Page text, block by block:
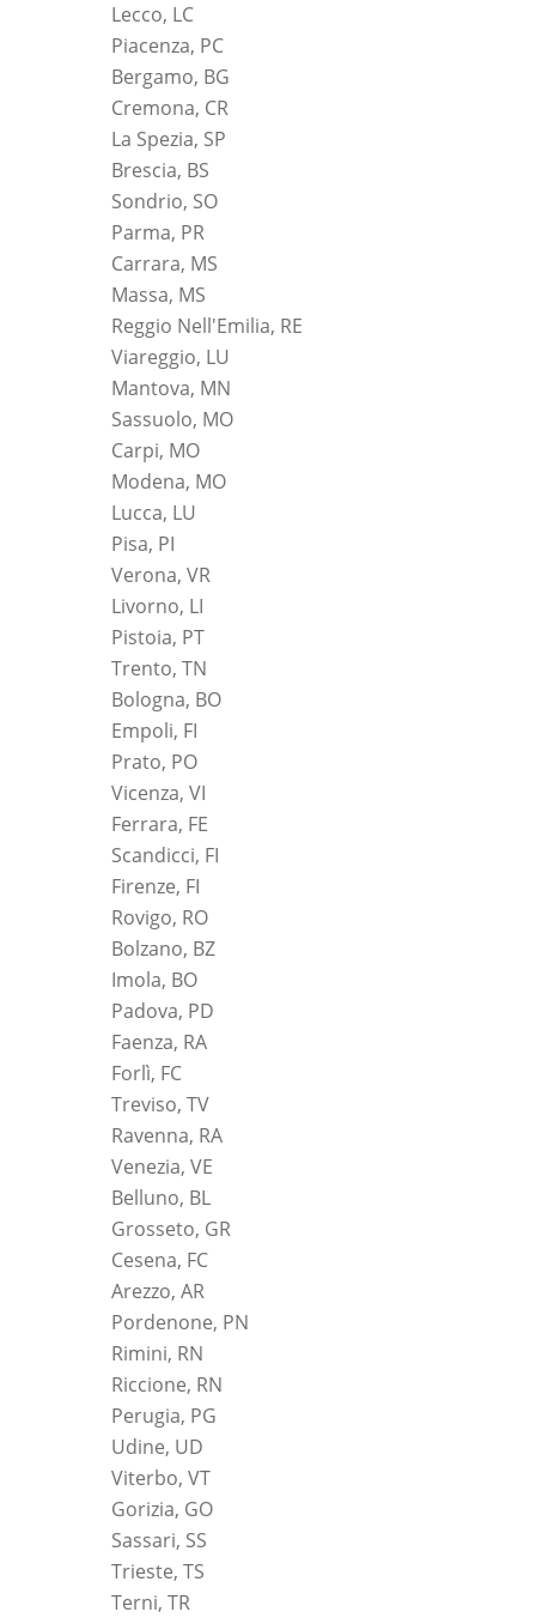
Lecco, LC
Piacenza, PC
Bergamo, BG
Cremona, CR
La Spezia, SP
Brescia, BS
Sondrio, SO
Parma, PR
Carrara, MS
Massa, MS
Reggio Nell'Emilia, RE
Viareggio, LU
Mantova, MN
Sassuolo, MO
Carpi, MO
Modena, MO
Lucca, LU
Pisa, PI
Verona, VR
Livorno, LI
Pistoia, PT
Trento, TN
Bologna, BO
Empoli, FI
Prato, PO
Vicenza, VI
Ferrara, FE
Scandicci, FI
Firenze, FI
Rovigo, RO
Bolzano, BZ
Imola, BO
Padova, PD
Faenza, RA
Forlì, FC
Treviso, TV
Ravenna, RA
Venezia, VE
Belluno, BL
Grosseto, GR
Cesena, FC
Arezzo, AR
Pordenone, PN
Rimini, RN
Riccione, RN
Perugia, PG
Udine, UD
Viterbo, VT
Gorizia, GO
Sassari, SS
Trieste, TS
Terni, TR